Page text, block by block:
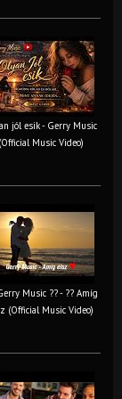
jól esik - Gerry Music
(Official Music Video)
Music ?? - ?? Amíg
(Official Music Video)